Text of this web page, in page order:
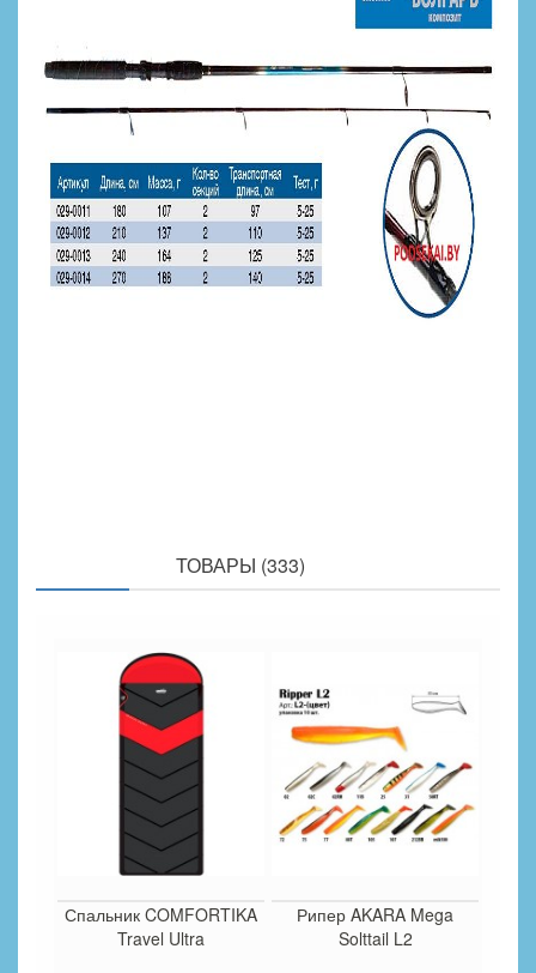
ТОВАРЫ (333)
Спальник COMFORTIKA
Travel Ultra
Рипер AKARA Mega
Solttail L2